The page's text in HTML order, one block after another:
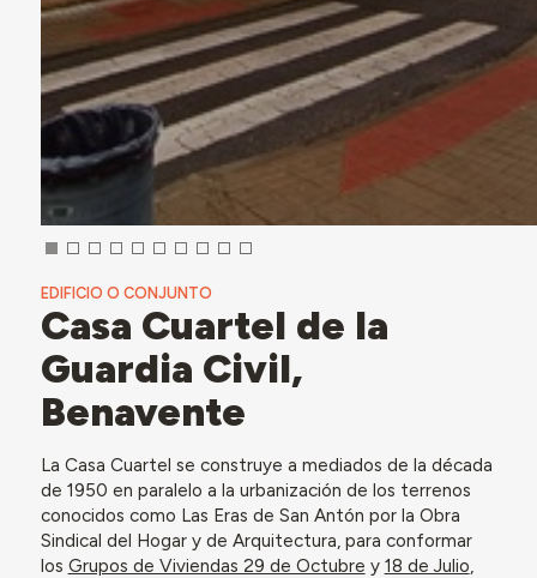
EDIFICIO O CONJUNTO
Casa Cuartel de la
Guardia Civil,
Benavente
La Casa Cuartel se construye a mediados de la década
de 1950 en paralelo a la urbanización de los terrenos
conocidos como Las Eras de San Antón por la Obra
Sindical del Hogar y de Arquitectura, para conformar
los Grupos de Viviendas 29 de Octubre y 18 de Julio